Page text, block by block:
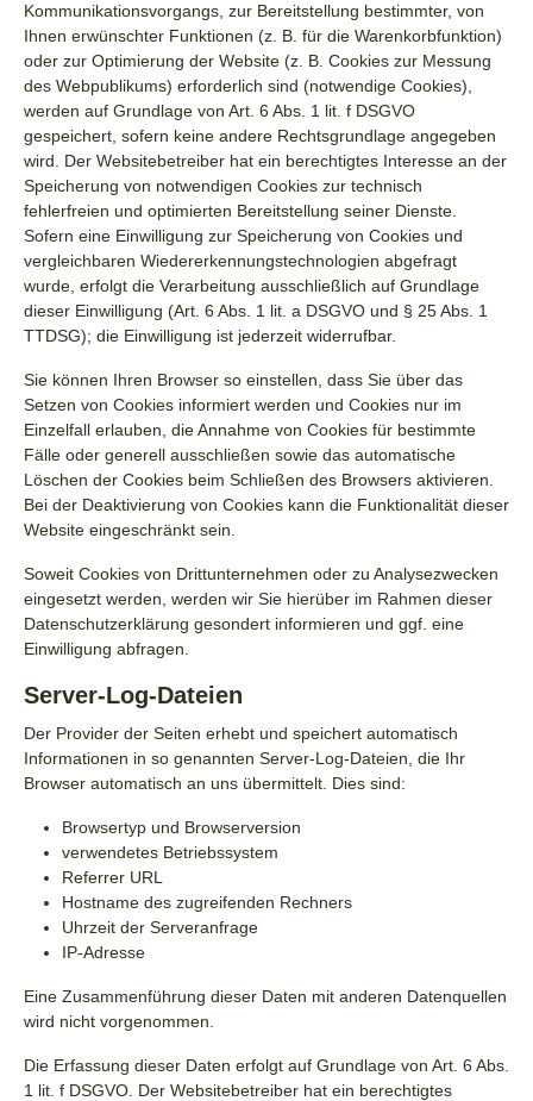
Kommunikationsvorgangs, zur Bereitstellung bestimmter, von
Ihnen erwünschter Funktionen (z. B. für die Warenkorbfunktion)
oder zur Optimierung der Website (z. B. Cookies zur Messung
des Webpublikums) erforderlich sind (notwendige Cookies),
werden auf Grundlage von Art. 6 Abs. 1 lit. f DSGVO
gespeichert, sofern keine andere Rechtsgrundlage angegeben
wird. Der Websitebetreiber hat ein berechtigtes Interesse an der
Speicherung von notwendigen Cookies zur technisch
fehlerfreien und optimierten Bereitstellung seiner Dienste.
Sofern eine Einwilligung zur Speicherung von Cookies und
vergleichbaren Wiedererkennungstechnologien abgefragt
wurde, erfolgt die Verarbeitung ausschließlich auf Grundlage
dieser Einwilligung (Art. 6 Abs. 1 lit. a DSGVO und § 25 Abs. 1
TTDSG); die Einwilligung ist jederzeit widerrufbar.
Sie können Ihren Browser so einstellen, dass Sie über das
Setzen von Cookies informiert werden und Cookies nur im
Einzelfall erlauben, die Annahme von Cookies für bestimmte
Fälle oder generell ausschließen sowie das automatische
Löschen der Cookies beim Schließen des Browsers aktivieren.
Bei der Deaktivierung von Cookies kann die Funktionalität dieser
Website eingeschränkt sein.
Soweit Cookies von Drittunternehmen oder zu Analysezwecken
eingesetzt werden, werden wir Sie hierüber im Rahmen dieser
Datenschutzerklärung gesondert informieren und ggf. eine
Einwilligung abfragen.
Server-Log-Dateien
Der Provider der Seiten erhebt und speichert automatisch
Informationen in so genannten Server-Log-Dateien, die Ihr
Browser automatisch an uns übermittelt. Dies sind:
Browsertyp und Browserversion
verwendetes Betriebssystem
Referrer URL
Hostname des zugreifenden Rechners
Uhrzeit der Serveranfrage
IP-Adresse
Eine Zusammenführung dieser Daten mit anderen Datenquellen
wird nicht vorgenommen.
Die Erfassung dieser Daten erfolgt auf Grundlage von Art. 6 Abs.
1 lit. f DSGVO. Der Websitebetreiber hat ein berechtigtes